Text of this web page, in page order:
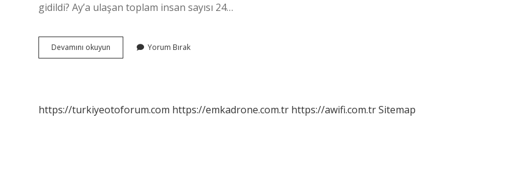
gidildi? Ay’a ulaşan toplam insan sayısı 24…
Devamını okuyun
Hangi
Yorum Bırak
https://turkiyeotoforum.com https://emkadrone.com.tr https://awifi.com.trSitemap